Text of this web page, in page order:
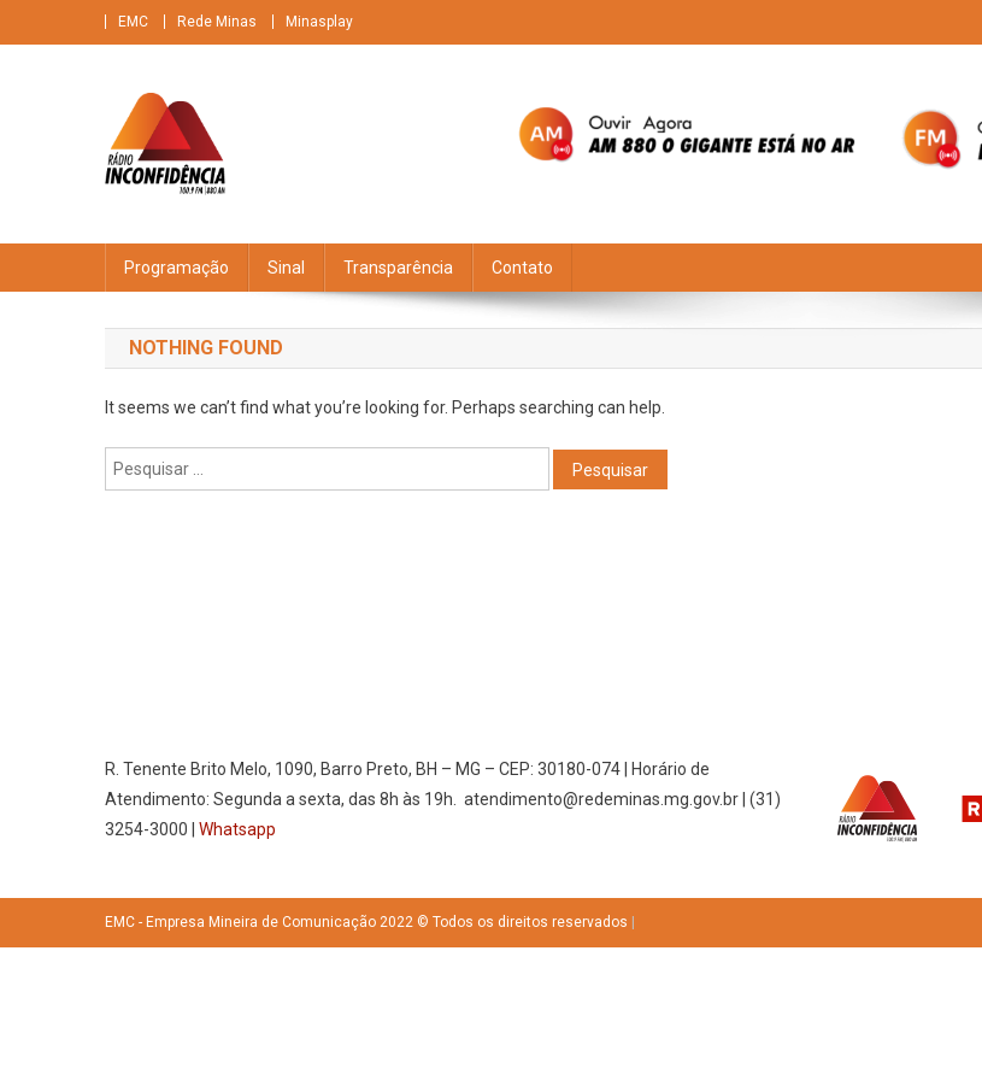
to
EMC Rede Minas Minasplay
Programação Sinal Transparência Contato
NOTHING FOUND
It seems we can’t find what you’re looking for. Perhaps searching can help.
Pesquisar
por:
R. Tenente Brito Melo, 1090, Barro Preto, BH – MG – CEP: 30180-074 | Horário de
Atendimento: Segunda a sexta, das 8h às 19h. atendimento@redeminas.mg.gov.br | (31)
3254-3000 |Whatsapp
EMC - Empresa Mineira de Comunicação 2022 © Todos os direitos reservados